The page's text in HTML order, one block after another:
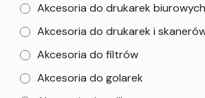
Akcesoria do drukarek biurowych
Akcesoria do drukarek i
Akcesoria do filtrów
Akcesoria do golarek